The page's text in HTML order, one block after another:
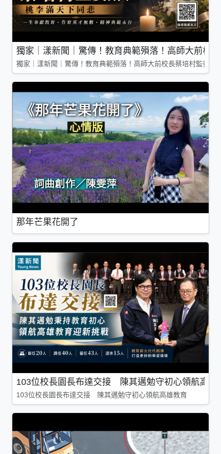
獨家｜漾新聞｜驚傳！教育典範殞落！高師大前校
獨家｜漾新聞｜驚傳！教育典範殞落！高師大前校長蔡培村監委
那年芒果花開了
103位校長園長布達交接 陳其邁勉守初心領航高雄
103位校長園長布達交接 陳其邁勉守初心領航高雄教育